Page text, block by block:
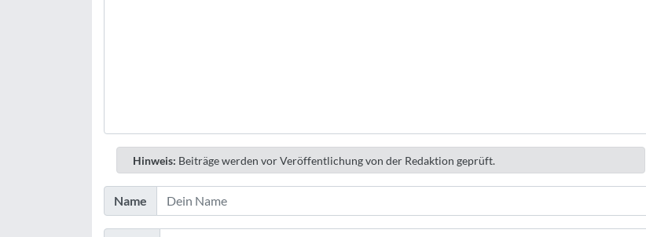
Hinweis: Beiträge werden vor Veröffentlichung von der Redaktion geprüft.
Name